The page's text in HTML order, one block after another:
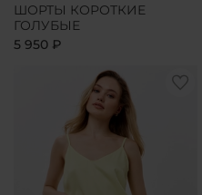
ШОРТЫ КОРОТКИЕ
ГОЛУБЫЕ
5 950 ₽